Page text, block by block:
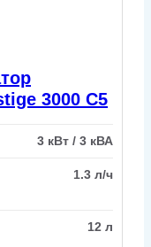
3000 C5
3 кВт / 3 кВА
1.3 л/ч
12 л